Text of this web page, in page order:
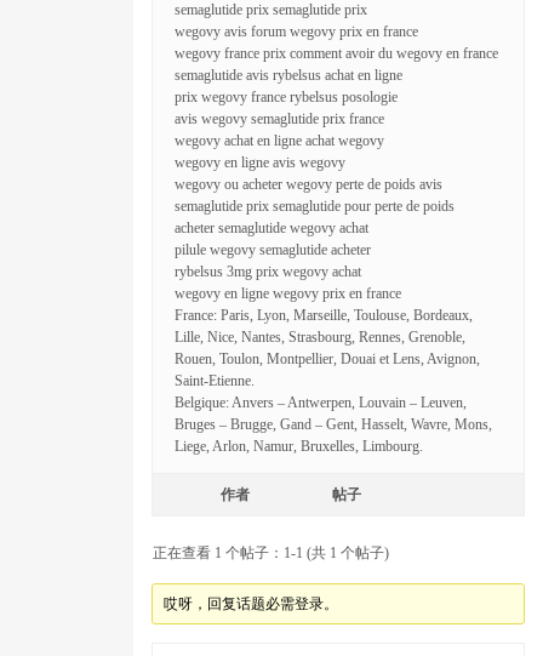
semaglutide prix semaglutide prix
wegovy avis forum wegovy prix en france
wegovy france prix comment avoir du wegovy en france
semaglutide avis rybelsus achat en ligne
prix wegovy france rybelsus posologie
avis wegovy semaglutide prix france
wegovy achat en ligne achat wegovy
wegovy en ligne avis wegovy
wegovy ou acheter wegovy perte de poids avis
semaglutide prix semaglutide pour perte de poids
acheter semaglutide wegovy achat
pilule wegovy semaglutide acheter
rybelsus 3mg prix wegovy achat
wegovy en ligne wegovy prix en france
France: Paris, Lyon, Marseille, Toulouse, Bordeaux,
Lille, Nice, Nantes, Strasbourg, Rennes, Grenoble,
Rouen, Toulon, Montpellier, Douai et Lens, Avignon,
Saint-Etienne.
Belgique: Anvers – Antwerpen, Louvain – Leuven,
Bruges – Brugge, Gand – Gent, Hasselt, Wavre, Mons,
Liege, Arlon, Namur, Bruxelles, Limbourg.
作者 帖子
正在查看 1 个帖子：1-1 (共 1 个帖子)
哎呀，回复话题必需登录。